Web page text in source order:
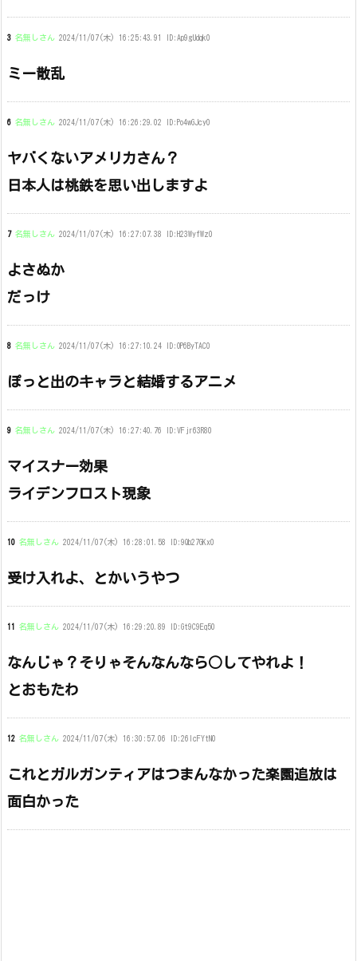
3 名無しさん 2024/11/07(木) 16:25:43.91 ID:Ap9gUdqk0
ミー散乱
6 名無しさん 2024/11/07(木) 16:26:29.02 ID:Po4wGJcy0
ヤバくないアメリカさん？
日本人は桃鉄を思い出しますよ
7 名無しさん 2024/11/07(木) 16:27:07.38 ID:H23WyfWz0
よさぬか
だっけ
8 名無しさん 2024/11/07(木) 16:27:10.24 ID:OP6ByTAC0
ぽっと出のキャラと結婚するアニメ
9 名無しさん 2024/11/07(木) 16:27:40.76 ID:VFjr63R80
マイスナー効果
ライデンフロスト現象
10 名無しさん 2024/11/07(木) 16:28:01.58 ID:9Qb27GKx0
受け入れよ、とかいうやつ
11 名無しさん 2024/11/07(木) 16:29:20.89 ID:Gt9C9Eq50
なんじゃ？そりゃそんなんなら○してやれよ！
とおもたわ
12 名無しさん 2024/11/07(木) 16:30:57.06 ID:26lcFYtN0
これとガルガンティアはつまんなかった楽園追放は
面白かった